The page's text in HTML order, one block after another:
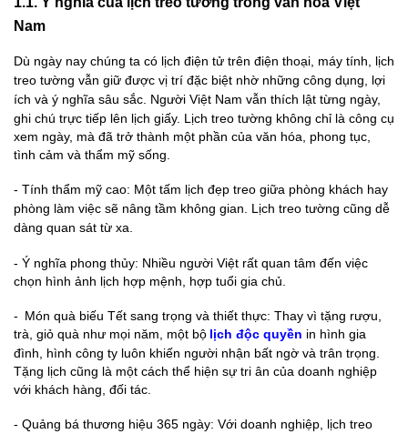
Nam
Dù ngày nay chúng ta có lịch điện tử trên điện thoại, máy tính, lịch
treo tường vẫn giữ được vị trí đặc biệt nhờ những công dụng, lợi
ích và ý nghĩa sâu sắc. Người Việt Nam vẫn thích lật từng ngày,
ghi chú trực tiếp lên lịch giấy. Lịch treo tường không chỉ là công cụ
xem ngày, mà đã trở thành một phần của văn hóa, phong tục,
tình cảm và thẩm mỹ sống.
- Tính thẩm mỹ cao: Một tấm lịch đẹp treo giữa phòng khách hay
phòng làm việc sẽ nâng tầm không gian. Lịch treo tường cũng dễ
dàng quan sát từ xa.
- Ý nghĩa phong thủy: Nhiều người Việt rất quan tâm đến việc
chọn hình ảnh lịch hợp mệnh, hợp tuổi gia chủ.
- Món quà biếu Tết sang trọng và thiết thực: Thay vì tặng rượu,
trà, giỏ quà như mọi năm, một bộ lịch độc quyền in hình gia
đình, hình công ty luôn khiến người nhận bất ngờ và trân trọng.
Tặng lịch cũng là một cách thể hiện sự tri ân của doanh nghiệp
với khách hàng, đối tác.
- Quảng bá thương hiệu 365 ngày: Với doanh nghiệp, lịch treo